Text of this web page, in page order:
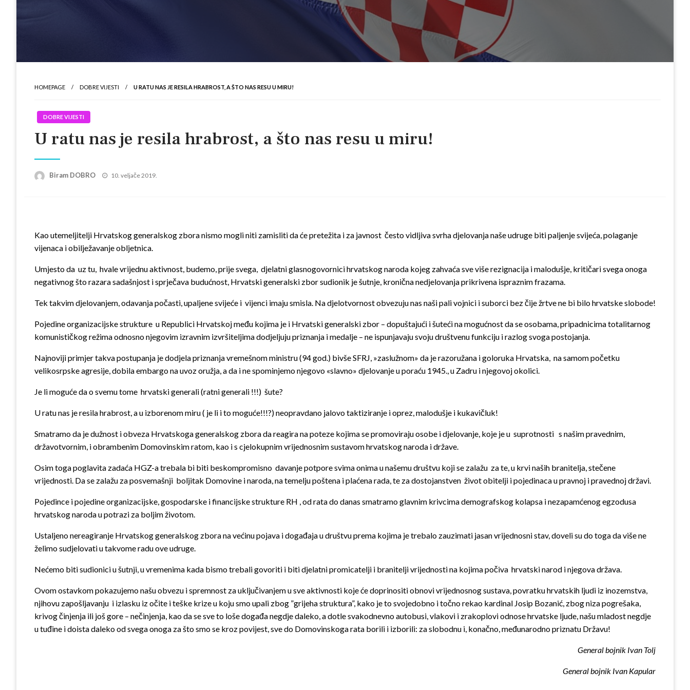
HOMEPAGE DOBRE VIJESTI U RATU NAS JE RESILA HRABROST, A ŠTO NAS RESU U MIRU!
DOBRE VIJESTI
U ratu nas je resila hrabrost, a što nas resu u miru!
Biram DOBRO
Posted
10. veljače 2019.
Kao utemeljitelji Hrvatskog generalskog zbora nismo mogli niti zamisliti da će pretežita i za javnost često vidljiva svrha djelovanja naše udruge biti paljenje svijeća, polaganje
vijenaca i obilježavanje obljetnica.
Umjesto da uz tu, hvale vrijednu aktivnost, budemo, prije svega, djelatni glasnogovornici hrvatskog naroda kojeg zahvaća sve više rezignacija i malodušje, kritičari svega onoga
negativnog što razara sadašnjost i sprječava budućnost, Hrvatski generalski zbor sudionik je šutnje, kronična nedjelovanja prikrivena ispraznim frazama.
Tek takvim djelovanjem, odavanja počasti, upaljene svijeće i vijenci imaju smisla. Na djelotvornost obvezuju nas naši pali vojnici i suborci bez čije žrtve ne bi bilo hrvatske slobode!
Pojedine organizacijske strukture u Republici Hrvatskoj među kojima je i Hrvatski generalski zbor – dopuštajući i šuteći na mogućnost da se osobama, pripadnicima totalitarnog
komunističkog režima odnosno njegovim izravnim izvršiteljima dodjeljuju priznanja i medalje – ne ispunjavaju svoju društvenu funkciju i razlog svoga postojanja.
Najnoviji primjer takva postupanja je dodjela priznanja vremešnom ministru (94 god.) bivše SFRJ, »zaslužnom» da je razoružana i goloruka Hrvatska, na samom početku
velikosrpske agresije, dobila embargo na uvoz oružja, a da i ne spominjemo njegovo «slavno» djelovanje u poraću 1945., u Zadru i njegovoj okolici.
Je li moguće da o svemu tome hrvatski generali (ratni generali !!!) šute?
U ratu nas je resila hrabrost, a u izborenom miru ( je li i to moguće!!!?) neopravdano jalovo taktiziranje i oprez, malodušje i kukavičluk!
Smatramo da je dužnost i obveza Hrvatskoga generalskog zbora da reagira na poteze kojima se promoviraju osobe i djelovanje, koje je u suprotnosti s našim pravednim,
državotvornim, i obrambenim Domovinskim ratom, kao i s cjelokupnim vrijednosnim sustavom hrvatskog naroda i države.
Osim toga poglavita zadaća HGZ-a trebala bi biti beskompromisno davanje potpore svima onima u našemu društvu koji se zalažu za te, u krvi naših branitelja, stečene
vrijednosti. Da se zalažu za posvemašnji boljitak Domovine i naroda, na temelju poštena i plaćena rada, te za dostojanstven život obitelji i pojedinaca u pravnoj i pravednoj državi.
Pojedince i pojedine organizacijske, gospodarske i financijske strukture RH , od rata do danas smatramo glavnim krivcima demografskog kolapsa i nezapamćenog egzodusa
hrvatskog naroda u potrazi za boljim životom.
Ustaljeno nereagiranje Hrvatskog generalskog zbora na većinu pojava i događaja u društvu prema kojima je trebalo zauzimati jasan vrijednosni stav, doveli su do toga da više ne
želimo sudjelovati u takvome radu ove udruge.
Nećemo biti sudionici u šutnji, u vremenima kada bismo trebali govoriti i biti djelatni promicatelji i branitelji vrijednosti na kojima počiva hrvatski narod i njegova država.
Ovom ostavkom pokazujemo našu obvezu i spremnost za uključivanjem u sve aktivnosti koje će doprinositi obnovi vrijednosnog sustava, povratku hrvatskih ljudi iz inozemstva,
njihovu zapošljavanju i izlasku iz očite i teške krize u koju smo upali zbog ”grijeha struktura”, kako je to svojedobno i točno rekao kardinal Josip Bozanić, zbog niza pogrešaka,
krivog činjenja ili još gore – nečinjenja, kao da se sve to loše događa negdje daleko, a dotle svakodnevno autobusi, vlakovi i zrakoplovi odnose hrvatske ljude, našu mladost negdje
u tuđine i doista daleko od svega onoga za što smo se kroz povijest, sve do Domovinskoga rata borili i izborili: za slobodnu i, konačno, međunarodno priznatu Državu!
General bojnik Ivan Tolj
General bojnik Ivan Kapular